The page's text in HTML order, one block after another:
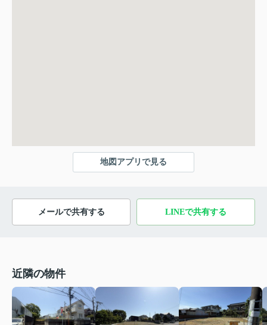
地図アプリで見る
メールで共有する LINEで共有する
近隣の物件